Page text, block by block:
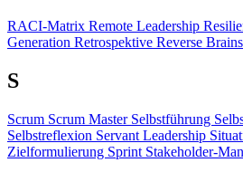
RACI-Matrix Remote Leadership
Generation Retrospektive Reverse
S
Scrum Scrum Master Selbstführung
Selbstreflexion Servant Leadership
Zielformulierung Sprint Stakeholder-